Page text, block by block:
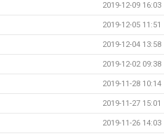
2019-12-09 16:03
2019-12-05 11:51
2019-12-04 13:58
2019-12-02 09:38
2019-11-28 10:14
2019-11-27 15:01
2019-11-26 14:03